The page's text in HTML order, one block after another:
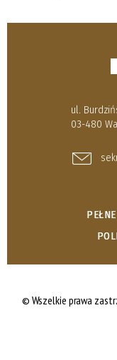
ul.
03-480
© Wszelkie prawa